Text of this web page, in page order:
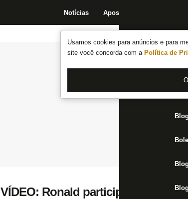
Usamos cookies para anúncios e para
site você concorda com a Política de
Notícias Apostas
VÍDEO: Ronald participa do